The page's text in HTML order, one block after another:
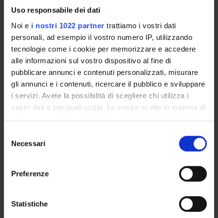
Uso responsabile dei dati
Noi e i nostri 1022 partner trattiamo i vostri dati
personali, ad esempio il vostro numero IP, utilizzando
tecnologie come i cookie per memorizzare e accedere
alle informazioni sul vostro dispositivo al fine di
pubblicare annunci e contenuti personalizzati, misurare
gli annunci e i contenuti, ricercare il pubblico e sviluppare
i servizi. Avete la possibilità di scegliere chi utilizza i
vostri dati e per quali scopi. Le vostre scelte in materia di
privacy sono applicabili solo su questa proprietà digitale
modificare o revocare il proprio consenso in qualsiasi
momento dalla Dichiarazione sui cookie o facendo clic
raccogliere informazioni sulla tua posizione
geografica, con un'approssimazione di qualche
delNecessari
Preferenze
Statistiche
Partner Organizations or Companies
Scientific areas involved
AREA MIN. 14 - Scienze politiche e sociali
Prevalent Category
Altre iniziative di Public Engagement: Altre iniziative di
Public Engagement
Sustainable Development Goals - SDGs
Questa iniziativa contribuisce al perseguimento degli
Obiettivi di Sviluppo Sostenibile dell'Agenda 2030
Maggiori informazioni su
www.univr.it/sostenibilita